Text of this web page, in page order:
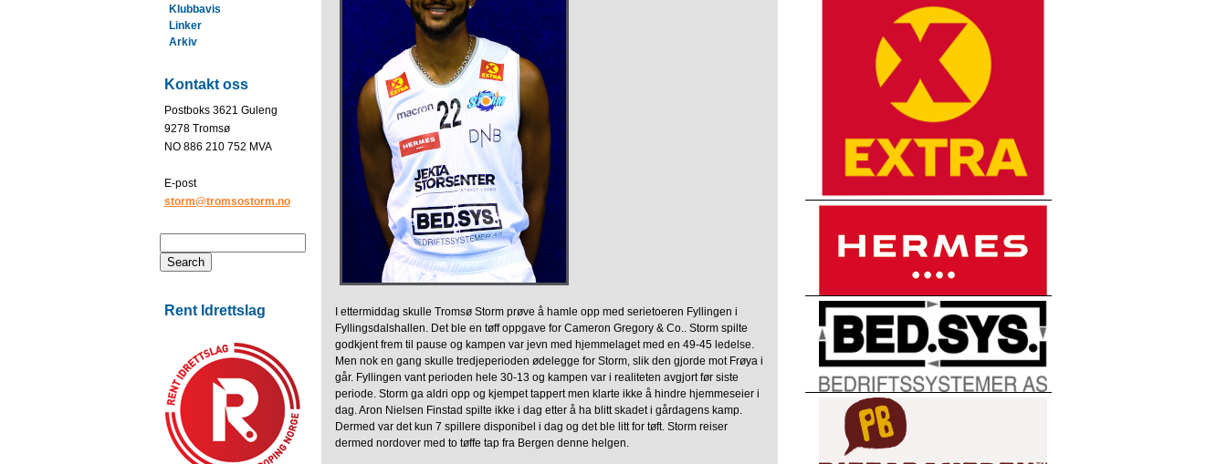
Klubbavis
Linker
Arkiv
Kontakt oss
Postboks 3621 Guleng
9278 Tromsø
NO 886 210 752 MVA
E-post
storm@tromsostorm.no
Rent Idrettslag
I ettermiddag skulle Tromsø Storm prøve å hamle opp med serietoeren Fyllingen i
Fyllingsdalshallen. Det ble en tøff oppgave for Cameron Gregory & Co.. Storm spilte
godkjent frem til pause og kampen var jevn med hjemmelaget med en 49-45 ledelse.
Men nok en gang skulle tredjeperioden ødelegge for Storm, slik den gjorde mot Frøya i
går. Fyllingen vant perioden hele 30-13 og kampen var i realiteten avgjort før siste
periode. Storm ga aldri opp og kjempet tappert men klarte ikke å hindre hjemmeseier i
dag. Aron Nielsen Finstad spilte ikke i dag etter å ha blitt skadet i gårdagens kamp.
Dermed var det kun 7 spillere disponibel i dag og det ble litt for tøft. Storm reiser
dermed nordover med to tøffe tap fra Bergen denne helgen.